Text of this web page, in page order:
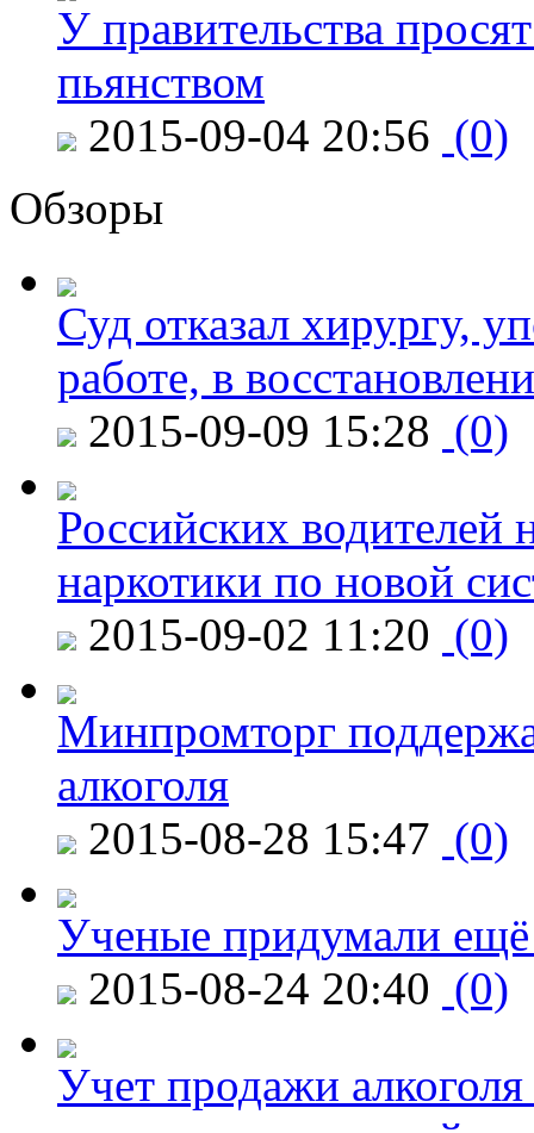
У правительства
пьянством
2015-09-04 20:56 (0)
Обзоры
Суд отказал хирургу,
работе, в
2015-09-09 15:28 (0)
Российских водителей
наркотики по новой
2015-09-02 11:20 (0)
Минпромторг
алкоголя
2015-08-28 15:47 (0)
Ученые придумали ещё
2015-08-24 20:40 (0)
Учет продажи